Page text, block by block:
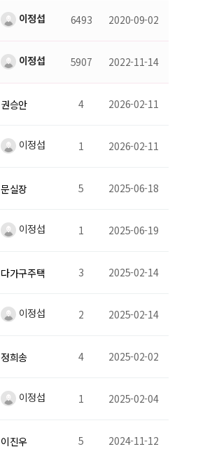
이정섭 6493 2020-09-02
이정섭 5907 2022-11-14
권승안 4 2026-02-11
이정섭 1 2026-02-11
문실장 5 2025-06-18
이정섭 1 2025-06-19
다가구주택 3 2025-02-14
이정섭 2 2025-02-14
정희송 4 2025-02-02
이정섭 1 2025-02-04
이진우 5 2024-11-12